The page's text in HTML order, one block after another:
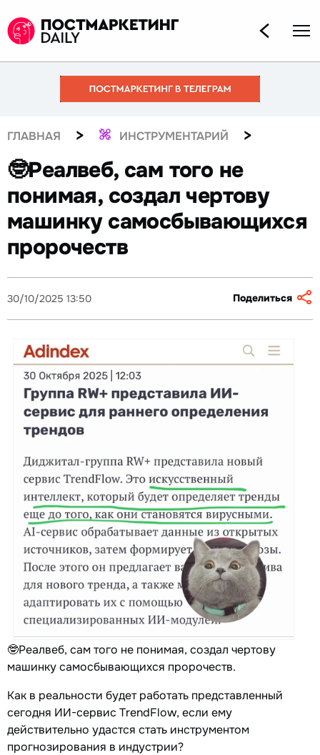
ГЛАВНАЯ > ИНСТРУМЕНТАРИЙ >
🤓Реалвеб, сам того не
понимая, создал чертову
машинку самосбывающихся
пророчеств
30/10/2025 13:50 Поделиться
🤓Реалвеб, сам того не понимая, создал чертову
машинку самосбывающихся пророчеств.
Как в реальности будет работать представленный
сегодня ИИ-сервис TrendFlow, если ему
действительно удастся стать инструментом
прогнозирования в индустрии?